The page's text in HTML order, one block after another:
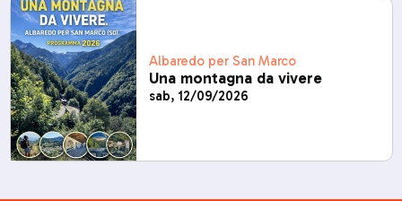
Albaredo per San Marco
Una montagna da vivere
sab, 12/09/2026